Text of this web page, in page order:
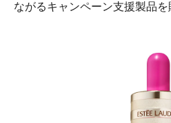
ながるキャンペーン支援製品を